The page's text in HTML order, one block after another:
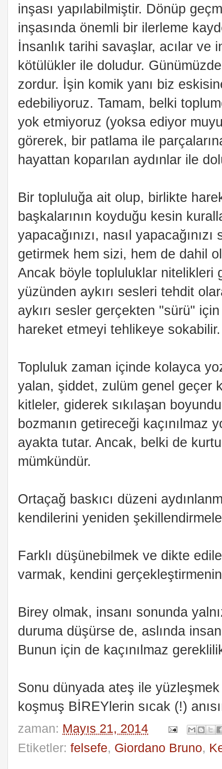
inşası yapılabilmiştir. Dönüp
inşasında önemli bir ilerleme
İnsanlık tarihi savaşlar, acılar ve
kötülükler ile doludur.
zordur. İşin komik yanı biz
edebiliyoruz. Tamam, belki
yok etmiyoruz (yoksa ediyor
görerek, bir patlama ile
hayattan koparılan aydınlar ile
Bir topluluğa ait olup, birlikte
başkalarının koyduğu kesin
yapacağınızı, nasıl
getirmek hem sizi, hem de dahil
Ancak böyle topluluklar nitelikleri
yüzünden aykırı sesleri tehdit
aykırı sesler gerçekten "sürü"
hareket etmeyi tehlikeye sokabilir.
Topluluk zaman içinde kolayca
yalan, şiddet, zulüm genel geçer
kitleler, giderek sıkılaşan
bozmanın getireceği kaçınılmaz
ayakta tutar. Ancak, belki de
mümkündür.
Ortaçağ baskıcı düzeni
kendilerini yeniden
Farklı düşünebilmek ve dikte
varmak, kendini gerçekleştirmenin
Birey olmak, insanı sonunda
duruma düşürse de, aslında
Bunun için de kaçınılmaz
Sonu dünyada ateş ile
koşmuş BİREYlerin sıcak (!)
zaman: Mayıs 21, 2014
Etiketler: felsefe, Giordano Bruno,